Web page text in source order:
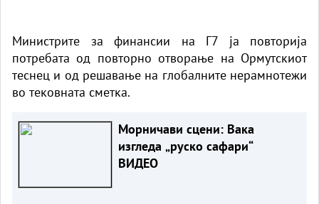
Министрите за финансии на Г7 ја повторија
потребата од повторно отворање на Ормутскиот
теснец и од решавање на глобалните нерамнотежи
во тековната сметка.
Морничави сцени: Вака
изгледа „руско сафари“
ВИДЕО